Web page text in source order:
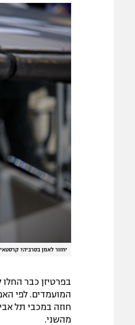
יחזור לאמן בסרביה?
בפרטיזן כבר
המועמדים. לפי
חוזה במכבי תל
מהשני.